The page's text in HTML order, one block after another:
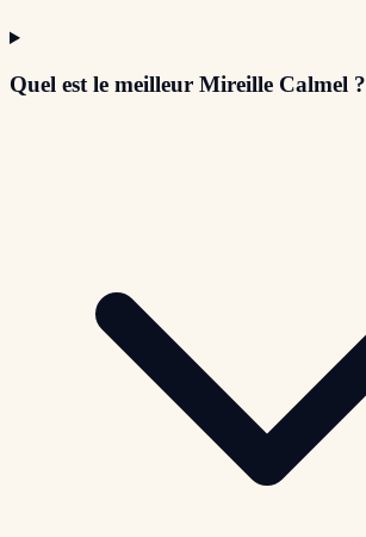
Quel est le meilleur Mireille Calmel ?